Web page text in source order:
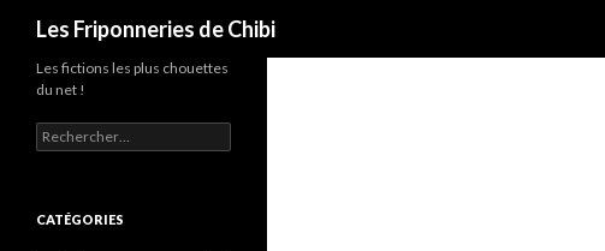
Les Friponneries de Chibi
Les fictions les plus chouettes
du net !
Rechercher :
CATÉGORIES